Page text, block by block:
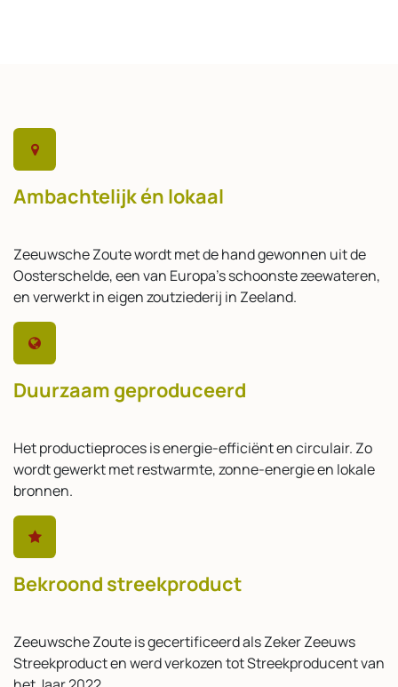
Ambachtelijk én lokaal
Zeeuwsche Zoute wordt met de hand gewonnen uit de
Oosterschelde, een van Europa’s schoonste zeewateren,
en verwerkt in eigen zoutziederij in Zeeland.
Duurzaam geproduceerd
Het productieproces is energie-efficiënt en circulair. Zo
wordt gewerkt met restwarmte, zonne-energie en lokale
bronnen.
Bekroond streekproduct
Zeeuwsche Zoute is gecertificeerd als Zeker Zeeuws
Streekproduct en werd verkozen tot Streekproducent van